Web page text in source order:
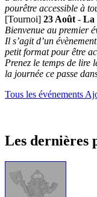
pourêtre accessible à
[Tournoi] 23 Août - La
Bienvenue au premier
Il s’agit d’un
petit format pour être
Prenez le temps de lire
la journée ce passe
Tous les événements
Les dernières